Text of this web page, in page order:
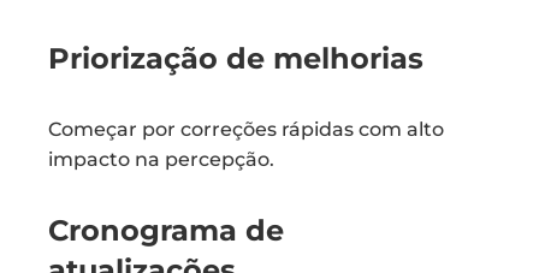
Priorização de melhorias
Começar por correções rápidas com alto
impacto na percepção.
Cronograma de